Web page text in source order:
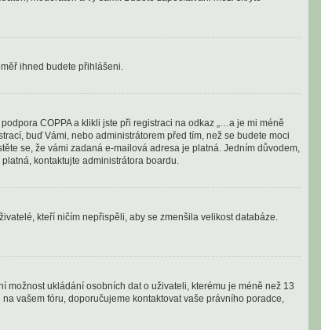
ihned budete přihlášeni.
COPPA a klikli jste při registraci na odkaz „…a je mi méně
buď Vámi, nebo administrátorem před tím, než se budete moci
se, že vámi zadaná e-mailová adresa je platná. Jedním důvodem,
kontaktujte administrátora boardu.
kteří ničím nepřispěli, aby se zmenšila velikost databáze.
možnost ukládání osobních dat o uživateli, kterému je méně než 13
vašem fóru, doporučujeme kontaktovat vaše právního poradce,